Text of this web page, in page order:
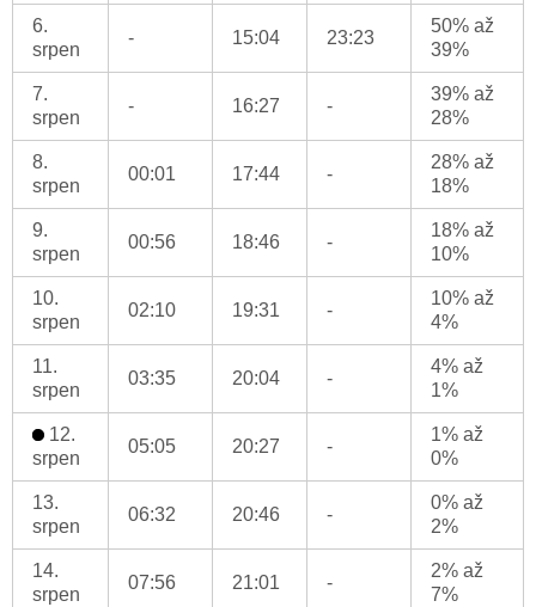
6.
srpen
- 15:04 23:23
50% až
39%
7.
srpen
- 16:27 -
39% až
28%
8.
srpen
00:01 17:44 -
28% až
18%
9.
srpen
00:56 18:46 -
18% až
10%
10.
srpen
02:10 19:31 -
10% až
4%
11.
srpen
03:35 20:04 -
4% až
1%
12.
srpen
05:05 20:27 -
1% až
0%
13.
srpen
06:32 20:46 -
0% až
2%
14.
srpen
07:56 21:01 -
2% až
7%